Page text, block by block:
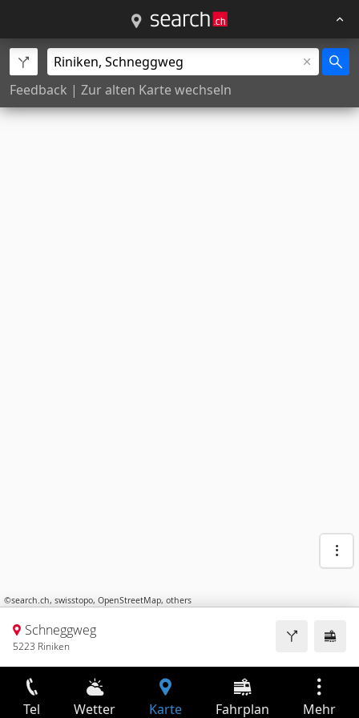
Feedback | Zur alten Karte wechseln
©search.ch, swisstopo, OpenStreetMap, others
Schneggweg
5223 Riniken
Tel Wetter Karte Fahrplan Mehr